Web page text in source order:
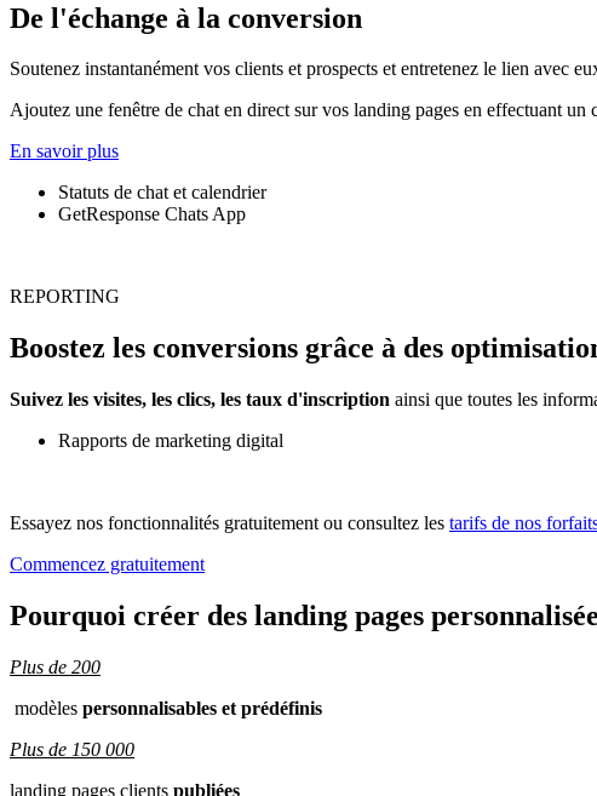
De l'échange à la conversion
Soutenez instantanément vos clients et prospects et entretenez le lien avec
Ajoutez une fenêtre de chat en direct sur vos landing pages en effectuant un
En savoir plus
Statuts de chat et calendrier
GetResponse Chats App
REPORTING
Boostez les conversions grâce à des
Suivez les visites, les clics, les taux d'inscription ainsi que toutes les
Rapports de marketing digital
Essayez nos fonctionnalités gratuitement ou consultez les tarifs de nos
Commencez gratuitement
Pourquoi créer des landing pages
Plus de 200
modèles personnalisables et prédéfinis
Plus de 150 000
landing pages clients publiées